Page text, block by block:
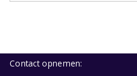
Contact opnemen: